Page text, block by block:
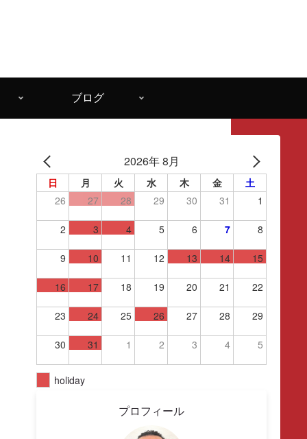
ブログ
2026年 8月
日 月 火 水 木 金
土
26
27 28 29 30 31 1
2 3 4 5 6 7 8
9 10 11 12 13 14 15
16 17 18 19 20 21 22
23 24 25 26 27 28 29
30 31 1 2 3 4 5
holiday
プロフィール